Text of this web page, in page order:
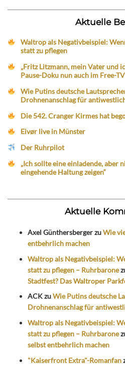
Aktuelle
Waltrop als Negativbeispiel:
statt zu pflegen
„Fritz Litzmann, mein Vater und
Pause-Doku nun auch im Free-TV
Wie Putins deutsche
Drohnenanschlag für
Die 542. Cranger Kirmes hat
Eivør live in Münster
Der Ruhrpilot
„Ich sollte eine einladende, aber
eingehende Haltung zeigen“
Aktuelle
Axel GünthersbergerzuWie
entbehrlich machen
Waltrop als Negativbeispiel:
statt zu pflegen – Ruhrbarone
Stadtfest? Das Waltroper
ACKzuWie Putins deutsche
Drohnenanschlag für
Waltrop als Negativbeispiel:
statt zu pflegen – Ruhrbarone
selbst entbehrlich machen
"Kaiserfront Extra"-Romanfan